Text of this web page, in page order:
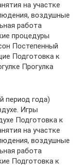
на участке
воздушные
работа
процедуры
Постепенный
Подготовка к
Прогулка
года)
Игры
Подготовка к
на участке
воздушные
работа
Подготовка к